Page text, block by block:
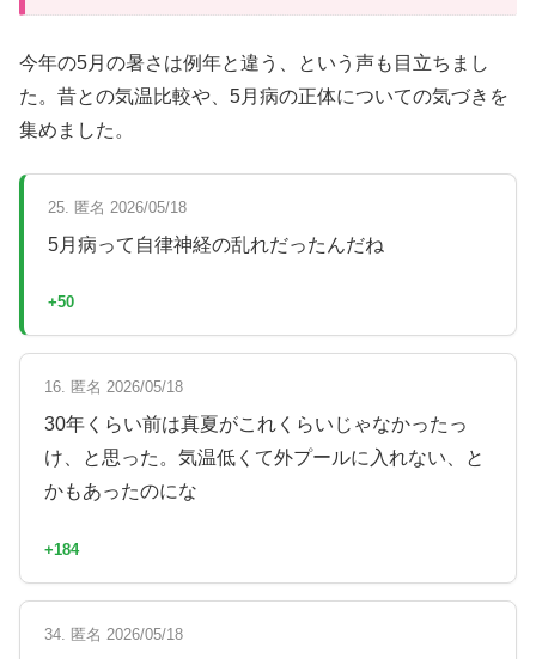
今年の5月の暑さは例年と違う、という声も目立ちまし
た。昔との気温比較や、5月病の正体についての気づきを
集めました。
25. 匿名 2026/05/18
5月病って自律神経の乱れだったんだね
+50
16. 匿名 2026/05/18
30年くらい前は真夏がこれくらいじゃなかったっ
け、と思った。気温低くて外プールに入れない、と
かもあったのにな
+184
34. 匿名 2026/05/18